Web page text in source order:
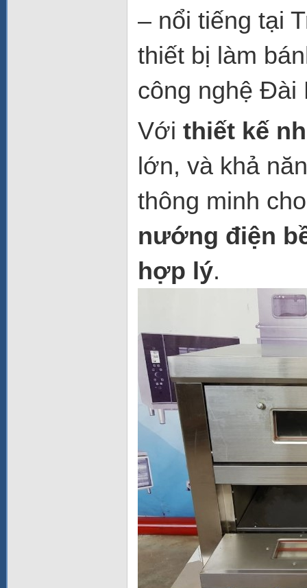
– nổi tiếng tại
thiết bị làm
công nghệ Đài
Với thiết kế
lớn, và khả
thông minh
nướng điện
hợp lý.